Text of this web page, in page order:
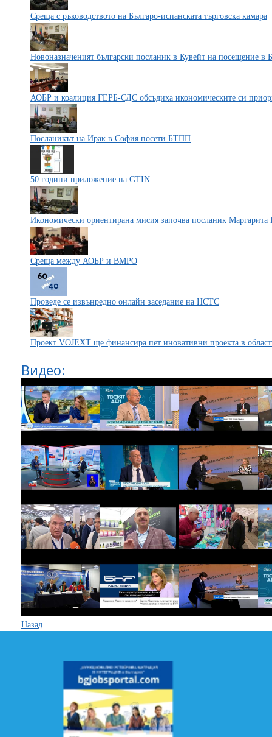
Среща с ръководството на Българо-испанската търговска камара
Новоназначеният български посланик в Кувейт на посещение
АОБР и коалиция ГЕРБ-СДС обсъдиха икономическите си
Посланикът на Ирак в София посети БТПП
50 години приложение на GTIN
Икономически ориентирана мисия започва посланик Маргарита
Среща между АОБР и ВМРО
Проведе се извънредно онлайн заседание на НСТС
Проект VOJEXT ще финансира пет иновативни проекта в
Видео:
Назад